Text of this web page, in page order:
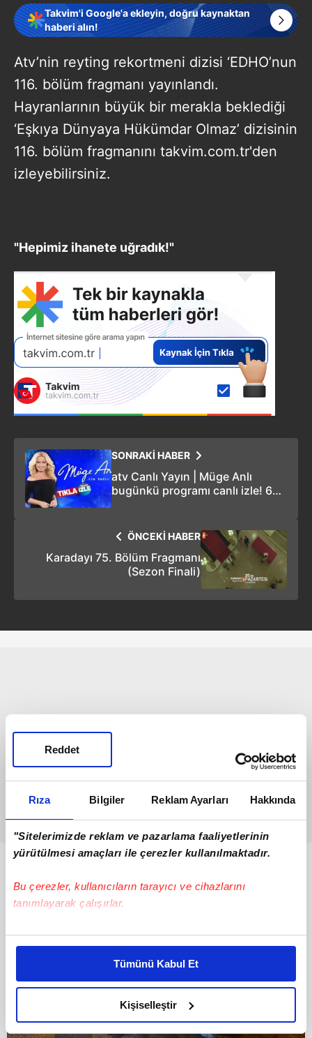
Rıza Bilgiler Reklam Ayarları Hakkında
"Sitelerimizde reklam ve pazarlama faaliyetlerinin
yürütülmesi amaçları ile çerezler kullanılmaktadır.
Bu çerezler, kullanıcıların tarayıcı ve cihazlarını
tanımlayarak çalışırlar.
Bu çerezlere izin vermeniz halinde sizlere özel
daha iyi reklam deneyimi yaşatabiliriz. Bunu yaparken
amacımızın size daha iyi bir reklam deneyimi sunmak
olduğunu ve sizlere en iyi içerikleri sunabilmek adına
elimizden gelen çabayı gösterdiğimizi ve bu noktada,
Tümünü Kabul Et
Kişiselleştir
Reddet
Takvim'i Google'a ekleyin, doğru kaynaktan
haberi alın!
Atv’nin reyting rekortmeni dizisi ‘EDHO’nun
116. bölüm fragmanı yayınlandı.
Hayranlarının büyük bir merakla beklediği
‘Eşkıya Dünyaya Hükümdar Olmaz’ dizisinin
116. bölüm fragmanını takvim.com.tr'den
izleyebilirsiniz.
"Hepimiz ihanete uğradık!"
SONRAKİ HABER
atv Canlı Yayın | Müge Anlı
bugünkü programı canlı izle! 6
ÖNCEKİ HABER
Karadayı 75. Bölüm Fragmanı
(Sezon Finali)